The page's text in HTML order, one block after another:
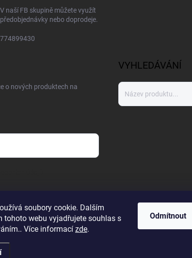
soubory cookie. Dalším
tohoto webu vyjadřujete souhlas s
Více informací zde.
Odmítnout
V naší FB skupině můžete využít
předobjednávky nebo doprodeje.
774899430
o nových produktech na
VYHLEDÁVÁNÍ